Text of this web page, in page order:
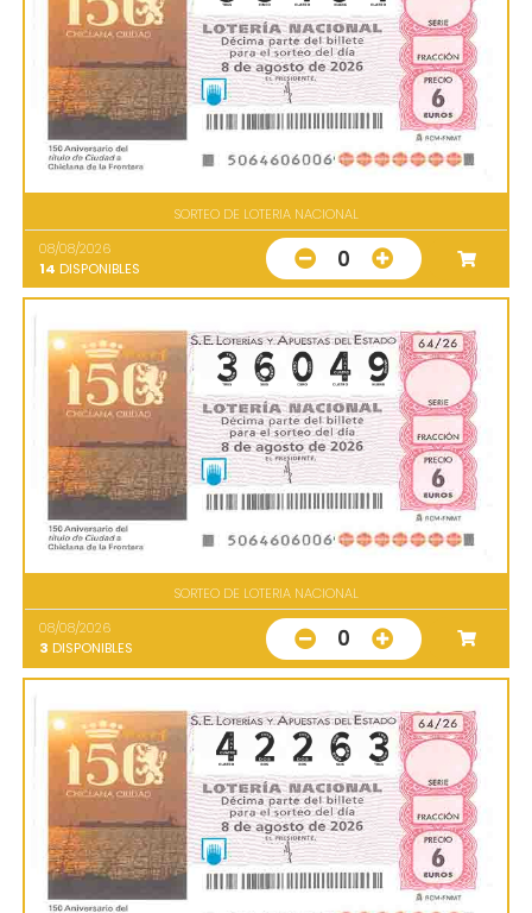
SORTEO DE LOTERIA NACIONAL
08/08/2026
14 DISPONIBLES 0
SORTEO DE LOTERIA NACIONAL
08/08/2026
3 DISPONIBLES 0